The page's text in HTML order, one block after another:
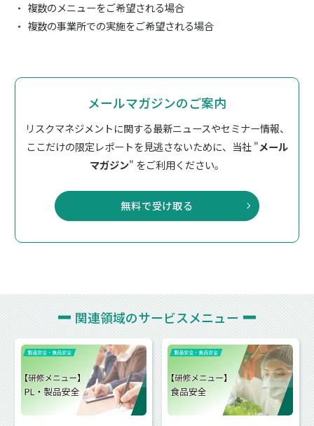
複数のメニューをご希望される場合
複数の事業所での実施をご希望される場合
メールマガジンのご案内
リスクマネジメントに関する最新ニュースやセミナー情報、
ここだけの限定レポートを見逃さないために、 当社 "メール
マガジン" をご利用ください。
無料で受け取る
関連領域のサービスメニュー